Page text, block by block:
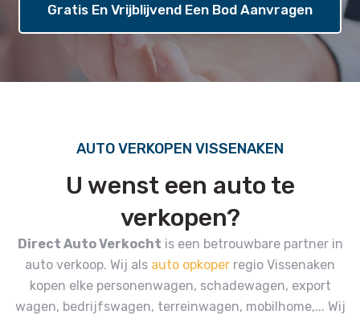
Gratis En Vrijblijvend Een Bod Aanvragen
AUTO VERKOPEN VISSENAKEN
U wenst een auto te
verkopen?
Direct Auto Verkocht is een betrouwbare partner in
auto verkoop. Wij als auto opkoper regio Vissenaken
kopen elke personenwagen, schadewagen, export
wagen, bedrijfswagen, terreinwagen, mobilhome,... Wij